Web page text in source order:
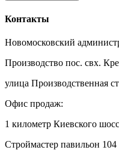
Контакты
Новомосковский
Производство пос. свх.
улица Производственная
Офис продаж:
1 километр Киевского
Строймастер павильон 104